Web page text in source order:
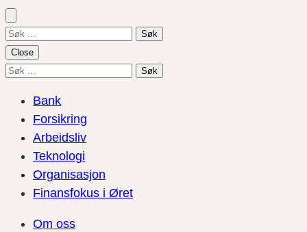
Søk
etter:
Close
Søk
Bank
Forsikring
Arbeidsliv
Teknologi
Organisasjon
Finansfokus i Øret
Om oss